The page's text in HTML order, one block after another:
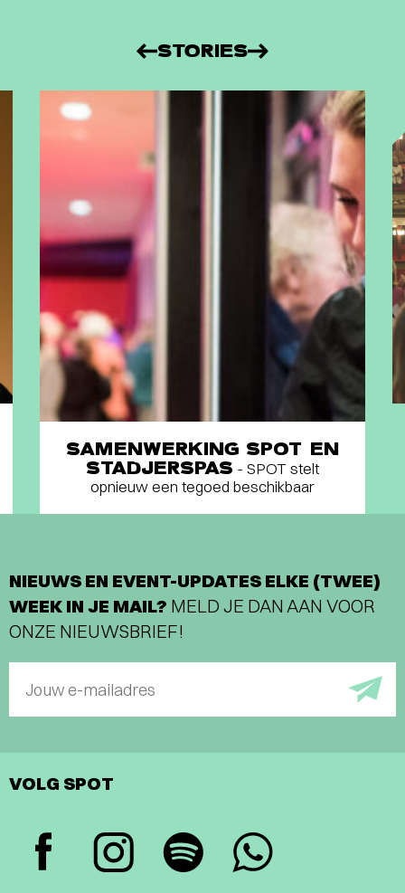
STORIES
SAMENWERKING SPOT EN
STADJERSPAS - SPOT stelt
opnieuw een tegoed beschikbaar
NIEUWS EN EVENT-UPDATES ELKE (TWEE)
WEEK IN JE MAIL? MELD JE DAN AAN VOOR
ONZE NIEUWSBRIEF!
Jouw e-mailadres
VOLG SPOT